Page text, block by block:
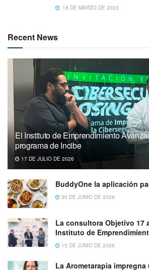
18 DE MARZO DE 2023
Recent News
El Instituto de Emprendimiento
programa de Incibe
17 DE JULIO DE 2026
BuddyOne la aplicación
30 DE JUNIO DE 2026
La consultora Objetivo 17
Instituto de
15 DE JUNIO DE 2026
La Arometarapia